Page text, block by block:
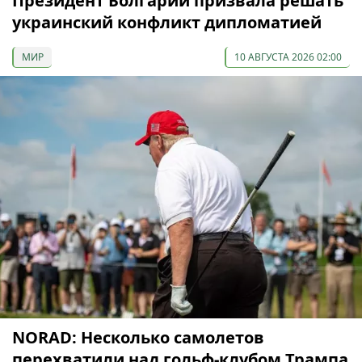
украинский конфликт дипломатией
МИР 10 АВГУСТА 2026 02:00
NORAD: Несколько самолетов